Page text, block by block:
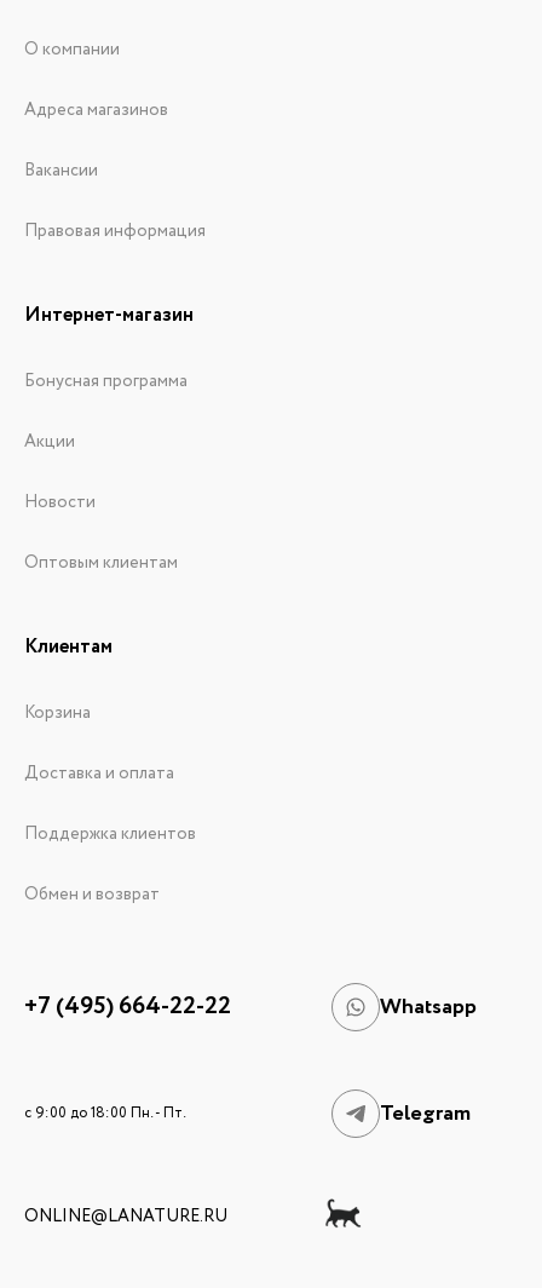
О компании
Адреса магазинов
Вакансии
Правовая информация
Интернет-магазин
Бонусная программа
Акции
Новости
Оптовым клиентам
Клиентам
Корзина
Доставка и оплата
Поддержка клиентов
Обмен и возврат
+7 (495) 664-22-22 Whatsapp
c 9:00 до 18:00 Пн. - Пт. Telegram
ONLINE@LANATURE.RU